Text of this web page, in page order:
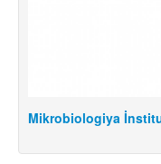
Mikrobiologiya